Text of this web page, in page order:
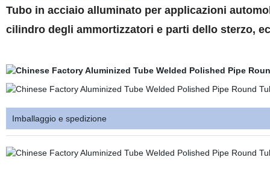
Tubo in acciaio alluminato per applicazioni
cilindro degli ammortizzatori e parti dello sterzo,
Imballaggio e spedizione